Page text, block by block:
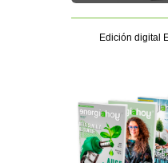
Edición digital